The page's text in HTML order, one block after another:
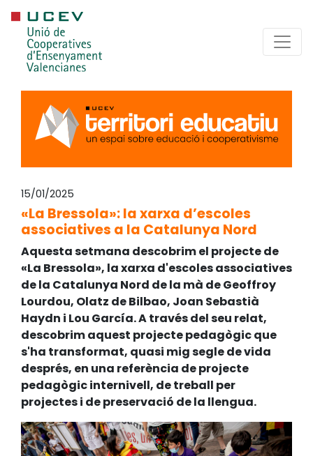
15/01/2025
«La Bressola»: la xarxa d’escoles
associatives a la Catalunya Nord
Aquesta setmana descobrim el projecte de
«La Bressola», la xarxa d'escoles associatives
de la Catalunya Nord de la mà de Geoffroy
Lourdou, Olatz de Bilbao, Joan Sebastià
Haydn i Lou García. A través del seu relat,
descobrim aquest projecte pedagògic que
s'ha transformat, quasi mig segle de vida
després, en una referència de projecte
pedagògic internivell, de treball per
projectes i de preservació de la llengua.